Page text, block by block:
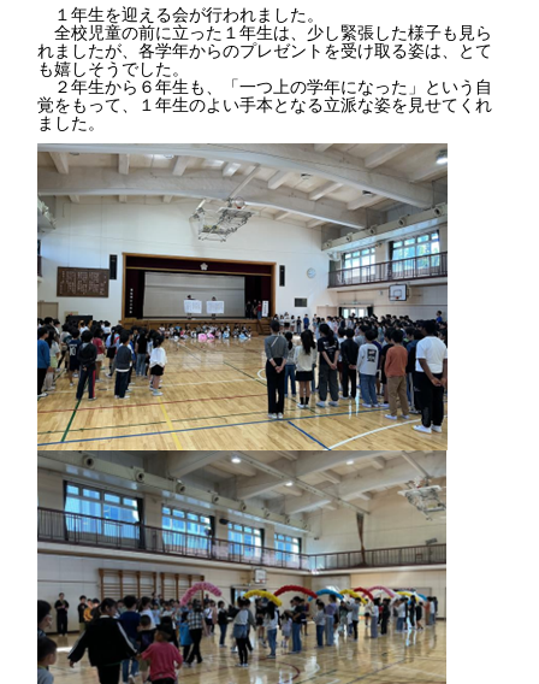
１年生を迎える会が行われました。
全校児童の前に立った１年生は、少し緊張した様子も見ら
れましたが、各学年からのプレゼントを受け取る姿は、とて
も嬉しそうでした。
２年生から６年生も、「一つ上の学年になった」という自
覚をもって、１年生のよい手本となる立派な姿を見せてくれ
ました。